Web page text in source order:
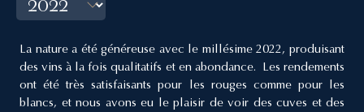
La nature a été généreuse avec le millésime 2022, produisant
des vins à la fois qualitatifs et en abondance. Les rendements
ont été très satisfaisants pour les rouges comme pour les
blancs, et nous avons eu le plaisir de voir des cuves et des